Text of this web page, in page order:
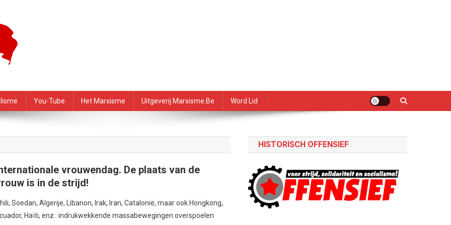
You-Tube Het Marxisme Uitgeverij Marxisme.be Word Lid
vrouwendag. De plaats van de
is in de strijd!
Soedan, Algerije, Libanon, Irak, Iran, Catalonië, maar ook Hongkong,
Haïti, enz.: indrukwekkende massabewegingen overspoelen
HISTORISCH OFFENSIEF